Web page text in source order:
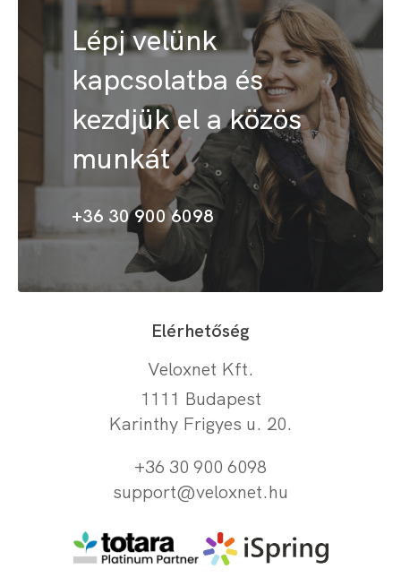
Lépj velünk
kapcsolatba és
kezdjük el a közös
munkát
+36 30 900 6098
Elérhetőség
Veloxnet Kft.
1111 Budapest
Karinthy Frigyes u. 20.
+36 30 900 6098
support@veloxnet.hu